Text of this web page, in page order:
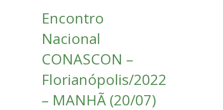
Encontro
Nacional
CONASCON –
Florianópolis/2022
– MANHÃ (20/07)